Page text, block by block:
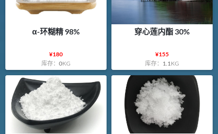
α-环糊精 98%
¥180
库存： 0KG
穿心莲内酯 30%
¥155
库存： 1.1 KG